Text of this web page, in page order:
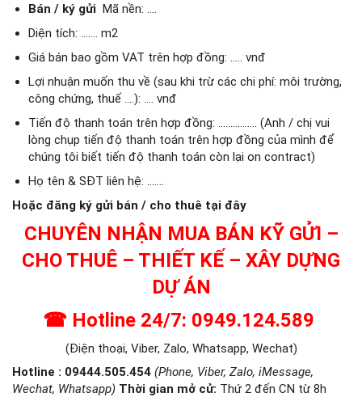
Bán / ký gửi Mã nền: ….
Diện tích: ……. m2
Giá bán bao gồm VAT trên hợp đồng: ….. vnđ
Lợi nhuận muốn thu về (sau khi trừ các chi phí: môi trường,
công chứng, thuế ….): …. vnđ
Tiến độ thanh toán trên hợp đồng: ……………. (Anh / chị vui
lòng chụp tiến độ thanh toán trên hợp đồng của mình để
chúng tôi biết tiến độ thanh toán còn lại on contract)
Họ tên & SĐT liên hệ: …….
Hoặc đăng ký gửi bán / cho thuê tại đây
CHUYÊN NHẬN MUA BÁN KỸ GỬI –
CHO THUÊ – THIẾT KẾ – XÂY DỰNG
DỰ ÁN
☎ Hotline 24/7: 0949.124.589
(Điện thoại, Viber, Zalo, Whatsapp, Wechat)
Hotline : 09444.505.454 (Phone, Viber, Zalo, iMessage,
Wechat, Whatsapp) Thời gian mở cử: Thứ 2 đến CN từ 8h